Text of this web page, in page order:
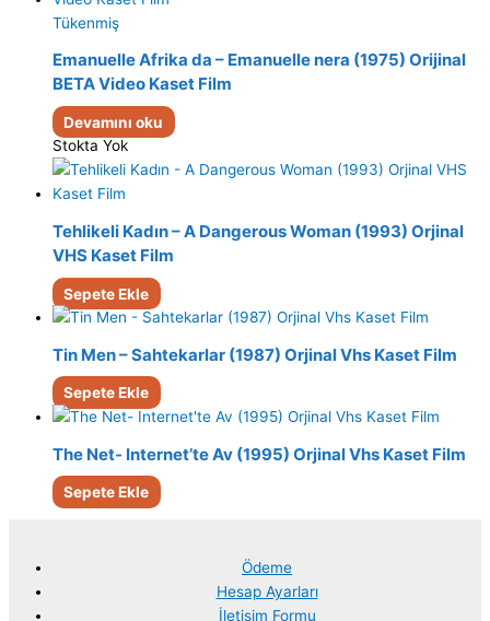
Tükenmiş
Emanuelle Afrika da – Emanuelle nera (1975) Orijinal
BETA Video Kaset Film
Devamını oku
Stokta Yok
Tehlikeli Kadın – A Dangerous Woman (1993) Orjinal
VHS Kaset Film
Sepete Ekle
Tin Men – Sahtekarlar (1987) Orjinal Vhs Kaset Film
Sepete Ekle
The Net- Internet’te Av (1995) Orjinal Vhs Kaset Film
Sepete Ekle
Ödeme
Hesap Ayarları
İletişim Formu